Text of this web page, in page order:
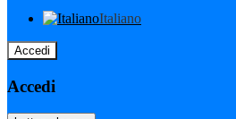
Italiano
Accedi
Accedi